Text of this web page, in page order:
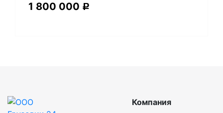
1 800 000 Р
Компания